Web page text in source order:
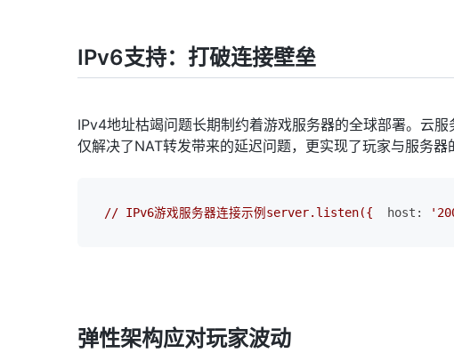
IPv6支持：打破连接壁垒
IPv4地址枯竭问题长期制约着游戏服务器的全球部署。云
仅解决了NAT转发带来的延迟问题，更实现了玩家与服务器
// IPv6游戏服务器连接示例server.listen({ host:
弹性架构应对玩家波动